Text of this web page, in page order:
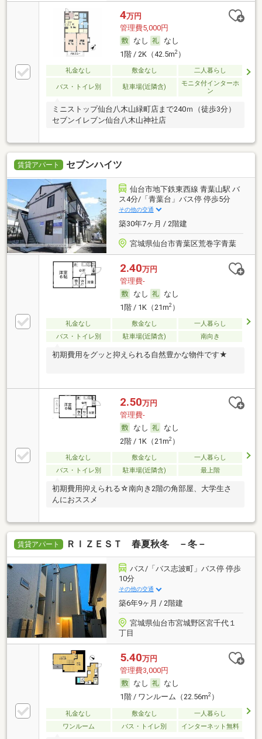
4万円
管理費5,000円
なし
なし
1階 / 2K（42.5m2）
礼金なし 敷金なし 二人暮らし
バス・トイレ別 駐車場(近隣含)
モニタ付インターホ
ン
ミニストップ仙台八木山緑町店まで240ｍ（徒歩3分）
セブンイレブン仙台八木山神社店
賃貸アパート セブンハイツ
仙台市地下鉄東西線 青葉山駅 バ
ス4分/「青葉台」バス停 停歩5分
その他の交通
築30年7ヶ月 / 2階建
宮城県仙台市青葉区荒巻字青葉
2.40万円
管理費-
なし
なし
1階 / 1K（21m2）
礼金なし 敷金なし
一人暮らし
バス・トイレ別
駐車場(近隣含) 南向き
初期費用をグッと抑えられる自然豊かな物件です★
2.50万円
管理費-
なし
なし
2階 / 1K（21m2）
礼金なし 敷金なし
一人暮らし
バス・トイレ別
駐車場(近隣含) 最上階
初期費用抑えられる☆南向き2階の角部屋、大学生さ
んにおススメ
賃貸アパート ＲＩＺＥＳＴ 春夏秋冬 －冬－
バス/「バス志波町」バス停 停歩
10分
その他の交通
築6年9ヶ月 / 2階建
宮城県仙台市宮城野区宮千代１
丁目
5.40万円
管理費3,000円
なし
なし
1階 / ワンルーム（22.56m2）
礼金なし 敷金なし
一人暮らし
ワンルーム
バス・トイレ別 インターネット無料